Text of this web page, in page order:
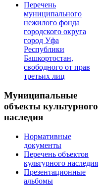
Перечень
муниципального
нежилого фонда
городского округа
город Уфа
Республики
Башкортостан,
свободного от прав
третьих лиц
Муниципальные
объекты культурного
наследия
Нормативные
документы
Перечень объектов
культурного наследия
Презентационные
альбомы